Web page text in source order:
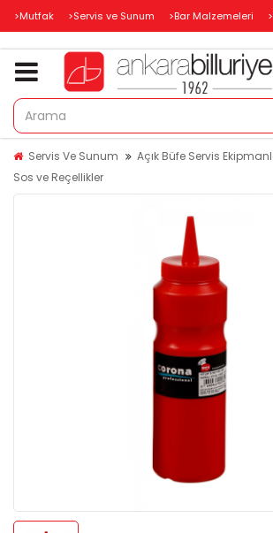
>Mutfak >Servis ve Sunum >Bar Malzemeleri
Servis Ve Sunum
Açık Büfe Servis
Sos ve Reçellikler